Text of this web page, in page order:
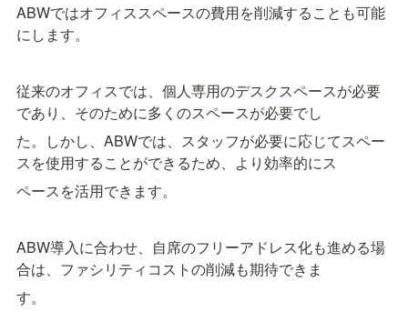
ABWではオフィススペースの費用を削減することも可能
にします。
従来のオフィスでは、個人専用のデスクスペースが必要
であり、そのために多くのスペースが必要でし
た。しかし、ABWでは、スタッフが必要に応じてスペー
スを使用することができるため、より効率的にス
ペースを活用できます。
ABW導入に合わせ、自席のフリーアドレス化も進める場
合は、ファシリティコストの削減も期待できま
す。